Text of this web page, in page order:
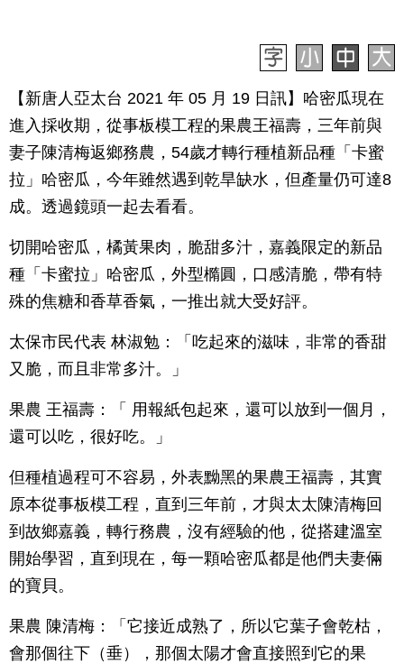
【新唐人亞太台 2021 年 05 月 19 日訊】哈密瓜現在
進入採收期，從事板模工程的果農王福壽，三年前與
妻子陳清梅返鄉務農，54歲才轉行種植新品種「卡蜜
拉」哈密瓜，今年雖然遇到乾旱缺水，但產量仍可達8
成。透過鏡頭一起去看看。
切開哈密瓜，橘黃果肉，脆甜多汁，嘉義限定的新品
種「卡蜜拉」哈密瓜，外型橢圓，口感清脆，帶有特
殊的焦糖和香草香氣，一推出就大受好評。
太保市民代表 林淑勉：「吃起來的滋味，非常的香甜
又脆，而且非常多汁。」
果農 王福壽：「 用報紙包起來，還可以放到一個月，
還可以吃，很好吃。」
但種植過程可不容易，外表黝黑的果農王福壽，其實
原本從事板模工程，直到三年前，才與太太陳清梅回
到故鄉嘉義，轉行務農，沒有經驗的他，從搭建溫室
開始學習，直到現在，每一顆哈密瓜都是他們夫妻倆
的寶貝。
果農 陳清梅：「它接近成熟了，所以它葉子會乾枯，
會那個往下（垂），那個太陽才會直接照到它的果